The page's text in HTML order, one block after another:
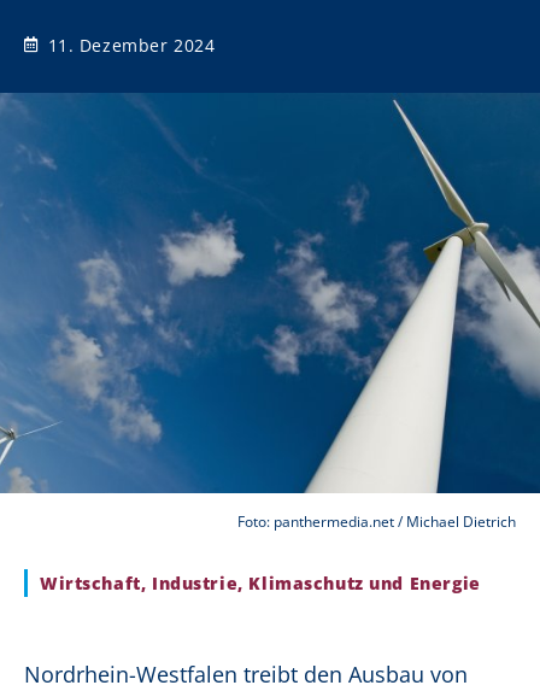
11. Dezember 2024
Foto: panthermedia.net / Michael Dietrich
Wirtschaft, Industrie, Klimaschutz und Energie
Nordrhein-Westfalen treibt den Ausbau von